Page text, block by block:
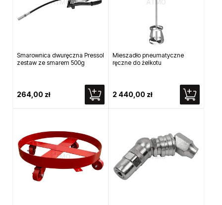
Smarownica dwuręczna Pressol
zestaw ze smarem 500g
264,00 zł
Mieszadło pneumatyczne
ręczne do żelkotu
2 440,00 zł